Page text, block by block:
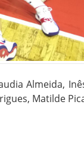
Almeida,
Matilde